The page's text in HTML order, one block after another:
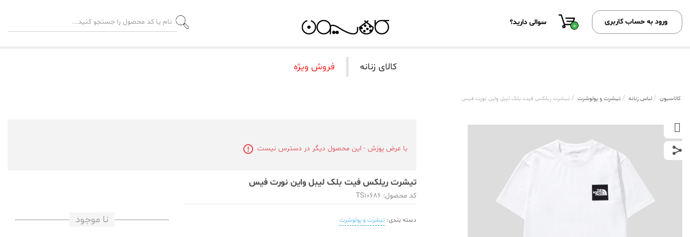
ورود به حساب کاربری 0 سوالی دارید؟
کالای زنانه فروش ویژه
کالاسیون / لباس زنانه / تیشرت و پولوشرت / تیشرت ریلکس فیت بلک لیبل واین نورت فیس
با عرض پوزش - این محصول دیگر در دسترس نیست
تیشرت ریلکس فیت بلک لیبل واین نورت فیس
کد محصول: TS10686
دسته بندی: تیشرت و پولوشرت نا موجود